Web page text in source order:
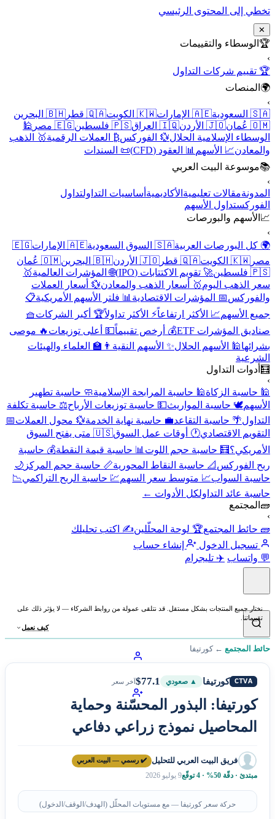
تخطي إلى المحتوى الرئيسي
✕
🏆 الوسطاء والتقييمات
›
🏆 تقييم شركات التداول
🌍 المنصات
›
🇸🇦 السعودية
🇦🇪 الإمارات 🇰🇼 الكويت 🇶🇦 قطر
🇧🇭 البحرين
🇴🇲 عُمان
🇯🇴 الأردن 🇮🇶 العراق 🇵🇸 فلسطين 🇪🇬 مصر
🕌
الوسطاء الإسلامية الحلال💱 الفوركس₿ العملات الرقمية🥇 الذهب
والمعادن📈 الأسهم 📊 العقود (CFD)
📜 السندات
📚موسوعة البيت العربي
›
المدونةمقالات تعليمية الأكاديمية أساسيات التداولتداول
الفوركستداول الأسهم
📈 الأسهم والبورصات
›
🌍 كل البورصات العربية🇸🇦 السوق السعودية 🇦🇪 الإمارات
🇪🇬
مصر 🇰🇼 الكويت 🇶🇦 قطر 🇯🇴 الأردن 🇧🇭 البحرين
🇴🇲 عُمان
🇵🇸 فلسطين
🚀 تقويم الاكتتابات (IPO) 🌐 المؤشرات العالمية🥇
سعر الذهب اليوم🥇 أسعار الذهب والمعادن💱 أسعار العملات
والفوركس📅 المؤشرات الاقتصادية 📊 فلتر الأسهم الأمريكية📋
جميع الأسهم📈 الأكثر ارتفاعاً⚡ الأكثر تداولاً🏆 أكبر الشركات🧺
صناديق المؤشرات ETF
💰 أرخص تقييماً💵 أعلى توزيعات 🔥 موصى
بشرائها🕌 الأسهم الحلال✨ الأسهم النقية 👨‍🏫 العلماء والهيئات
الشرعية
🧮 أدوات التداول
›
🕌 حاسبة الزكاة🕌 حاسبة المرابحة الإسلامية🧼 حاسبة تطهير
الأسهم🕊️ حاسبة المواريث💵 حاسبة توزيعات الأرباح⚖️ حاسبة تكلفة
التداول🌴 حاسبة التقاعد💼 حاسبة نهاية الخدمة💱 محول العملات📅
التقويم الاقتصادي🕐 أوقات عمل السوق
🇺🇸 متى يفتح السوق
الأمريكي؟🧮 حاسبة حجم اللوت 📊 حاسبة قيمة النقطة💰 حاسبة
ربح الفوركس 📐 حاسبة النقاط المحورية📏 حاسبة حجم المركز 🌙
حاسبة السواب📈 متوسط سعر السهم💹 حاسبة الربح التراكمي📉
حاسبة عائد التداولكل الأدوات ←
🧱 المجتمع
›
🧱 حائط المجتمع🏆 لوحة المحلّلين✍️ اكتب تحليلك
تسجيل الدخول
إنشاء حساب
💬 واتساب ✈️ تليجرام
نختار جميع المنتجات بشكل مستقل. قد نتلقى عمولة من روابط الشركاء — لا يؤثر ذلك على
تقييماتنا.
كيف نعمل
حائط المجتمع ←كورتيفا
CTVA كورتيفا ▲ صعودي $77.1آخر سعر
كورتيفا: البذور المحسّنة وحماية
المحاصيل نموذج زراعي دفاعي
فريق البيت العربي للتحليل ✔️ رسمي — البيت العربي
مبتدئ · دقّة 50% · 4 توقّع 9 يوليو 2026
حركة سعر كورتيفا — مع مستويات المحلّل (الهدف/الوقف/الدخول)